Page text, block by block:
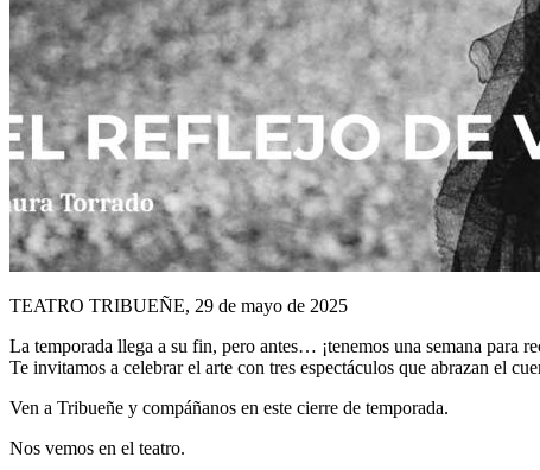
TEATRO TRIBUEÑE, 29 de mayo de 2025
La temporada llega a su fin, pero antes… ¡tenemos una semana para
Te invitamos a celebrar el arte con tres espectáculos que abrazan el
Ven a Tribueñe y compáñanos en este cierre de temporada.
Nos vemos en el teatro.